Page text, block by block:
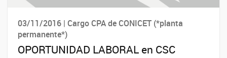
03/11/2016 | Cargo CPA de CONICET (*planta
permanente*)
OPORTUNIDAD LABORAL en CSC